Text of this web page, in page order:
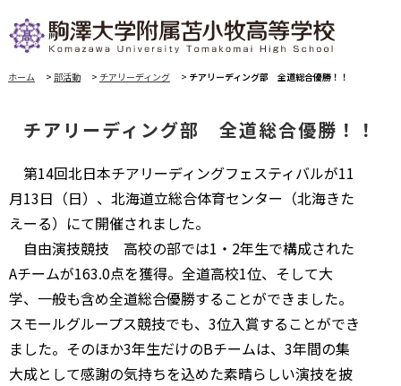
ホーム > 部活動 > チアリーディング > チアリーディング部 全道総合優勝！！
チアリーディング部 全道総合優勝！！
第14回北日本チアリーディングフェスティバルが11
月13日（日）、北海道立総合体育センター（北海きた
えーる）にて開催されました。
自由演技競技 高校の部では1・2年生で構成された
Aチームが163.0点を獲得。全道高校1位、そして大
学、一般も含め全道総合優勝することができました。
スモールグループス競技でも、3位入賞することができ
ました。そのほか3年生だけのBチームは、3年間の集
大成として感謝の気持ちを込めた素晴らしい演技を披